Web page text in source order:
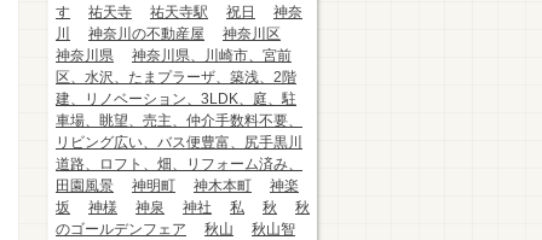
す
祐天寺 祐天寺駅 祝日
神奈
川
神奈川の不動産屋
神奈川区
神奈川県
神奈川県、川崎市、宮前
区、水沢、たまプラーザ、築浅、2階
建、リノベーション、3LDK、庭、駐
車場、眺望、売主、仲介手数料不要、
リビング広い、バス便豊富、尻手黒川
道路、ロフト、畑、リフォーム済み、
田園風景
神明町 神木本町
神楽
坂
神様 神泉 神社 私 秋
秋
のゴールデンフェア
秋山
秋山智